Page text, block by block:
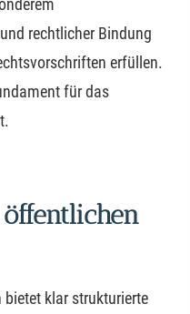
rechtlicher Bindung
erfüllen.
für das
bietet klar strukturierte